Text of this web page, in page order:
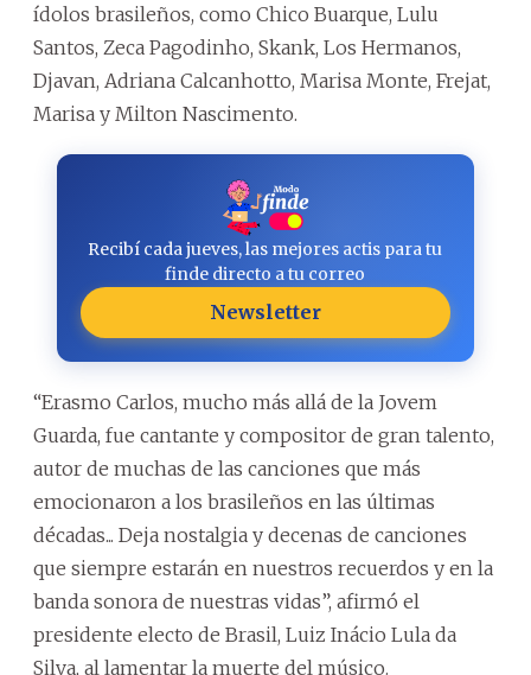
ídolos brasileños, como Chico Buarque, Lulu
Santos, Zeca Pagodinho, Skank, Los Hermanos,
Djavan, Adriana Calcanhotto, Marisa Monte, Frejat,
Marisa y Milton Nascimento.
Recibí cada jueves, las mejores actis para tu
finde directo a tu correo
Newsletter
“Erasmo Carlos, mucho más allá de la Jovem
Guarda, fue cantante y compositor de gran talento,
autor de muchas de las canciones que más
emocionaron a los brasileños en las últimas
décadas... Deja nostalgia y decenas de canciones
que siempre estarán en nuestros recuerdos y en la
banda sonora de nuestras vidas”, afirmó el
presidente electo de Brasil, Luiz Inácio Lula da
Silva, al lamentar la muerte del músico.